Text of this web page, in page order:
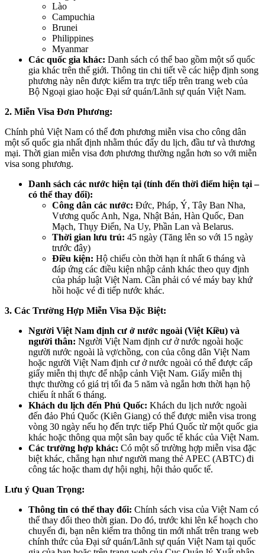
Lào
Campuchia
Brunei
Philippines
Myanmar
Các quốc gia khác: Danh sách có thể bao gồm một số quốc
gia khác trên thế giới. Thông tin chi tiết về các hiệp định song
phương này nên được kiểm tra trực tiếp trên trang web của
Bộ Ngoại giao hoặc Đại sứ quán/Lãnh sự quán Việt Nam.
2. Miễn Visa Đơn Phương:
Chính phủ Việt Nam có thể đơn phương miễn visa cho công dân
một số quốc gia nhất định nhằm thúc đẩy du lịch, đầu tư và thương
mại. Thời gian miễn visa đơn phương thường ngắn hơn so với miễn
visa song phương.
Danh sách các nước hiện tại (tính đến thời điểm hiện tại –
có thể thay đổi):
Công dân các nước: Đức, Pháp, Ý, Tây Ban Nha,
Vương quốc Anh, Nga, Nhật Bản, Hàn Quốc, Đan
Mạch, Thụy Điển, Na Uy, Phần Lan và Belarus.
Thời gian lưu trú: 45 ngày (Tăng lên so với 15 ngày
trước đây)
Điều kiện: Hộ chiếu còn thời hạn ít nhất 6 tháng và
đáp ứng các điều kiện nhập cảnh khác theo quy định
của pháp luật Việt Nam. Cần phải có vé máy bay khứ
hồi hoặc vé đi tiếp nước khác.
3. Các Trường Hợp Miễn Visa Đặc Biệt:
Người Việt Nam định cư ở nước ngoài (Việt Kiều) và
người thân: Người Việt Nam định cư ở nước ngoài hoặc
người nước ngoài là vợ/chồng, con của công dân Việt Nam
hoặc người Việt Nam định cư ở nước ngoài có thể được cấp
giấy miễn thị thực để nhập cảnh Việt Nam. Giấy miễn thị
thực thường có giá trị tối đa 5 năm và ngắn hơn thời hạn hộ
chiếu ít nhất 6 tháng.
Khách du lịch đến Phú Quốc: Khách du lịch nước ngoài
đến đảo Phú Quốc (Kiên Giang) có thể được miễn visa trong
vòng 30 ngày nếu họ đến trực tiếp Phú Quốc từ một quốc gia
khác hoặc thông qua một sân bay quốc tế khác của Việt Nam.
Các trường hợp khác: Có một số trường hợp miễn visa đặc
biệt khác, chẳng hạn như người mang thẻ APEC (ABTC) đi
công tác hoặc tham dự hội nghị, hội thảo quốc tế.
Lưu ý Quan Trọng:
Thông tin có thể thay đổi: Chính sách visa của Việt Nam có
thể thay đổi theo thời gian. Do đó, trước khi lên kế hoạch cho
chuyến đi, bạn nên kiểm tra thông tin mới nhất trên trang web
chính thức của Đại sứ quán/Lãnh sự quán Việt Nam tại quốc